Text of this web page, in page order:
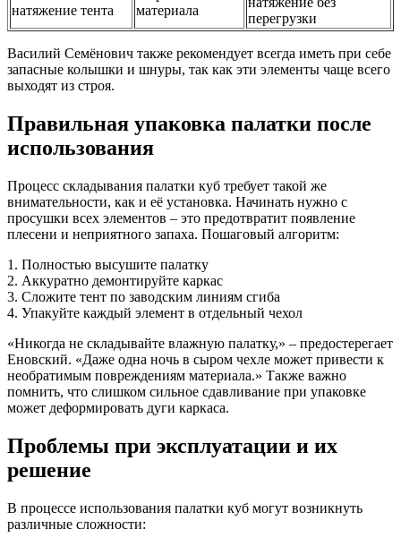
натяжение тента
материала
перегрузки
Василий Семёнович также рекомендует всегда иметь при себе
запасные колышки и шнуры, так как эти элементы чаще всего
выходят из строя.
Правильная упаковка палатки после
использования
Процесс складывания палатки куб требует такой же
внимательности, как и её установка. Начинать нужно с
просушки всех элементов – это предотвратит появление
плесени и неприятного запаха. Пошаговый алгоритм:
1. Полностью высушите палатку
2. Аккуратно демонтируйте каркас
3. Сложите тент по заводским линиям сгиба
4. Упакуйте каждый элемент в отдельный чехол
«Никогда не складывайте влажную палатку,» – предостерегает
Еновский. «Даже одна ночь в сыром чехле может привести к
необратимым повреждениям материала.» Также важно
помнить, что слишком сильное сдавливание при упаковке
может деформировать дуги каркаса.
Проблемы при эксплуатации и их
решение
В процессе использования палатки куб могут возникнуть
различные сложности: